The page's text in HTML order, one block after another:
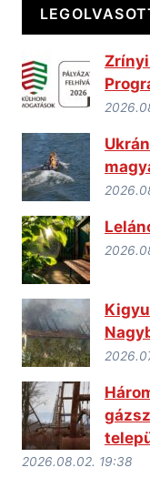
2026.08.02. 19:38